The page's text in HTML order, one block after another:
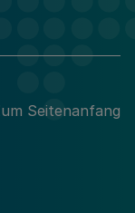
Seitenanfang